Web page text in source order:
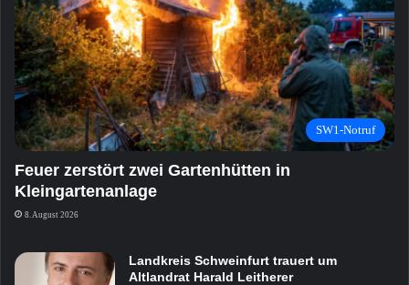
SW1-Notruf
Feuer zerstört zwei Gartenhütten in
Kleingartenanlage
8. August 2026
Landkreis Schweinfurt trauert um
Altlandrat Harald Leitherer